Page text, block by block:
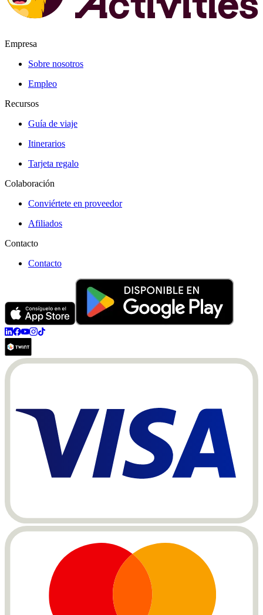
Empresa
Sobre nosotros
Empleo
Recursos
Guía de viaje
Itinerarios
Tarjeta regalo
Colaboración
Conviértete en proveedor
Afiliados
Contacto
Contacto